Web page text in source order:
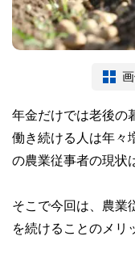
年金だけでは老後の
働き続ける人は年々
の農業従事者の現状
そこで今回は、農業
を続けることのメリ